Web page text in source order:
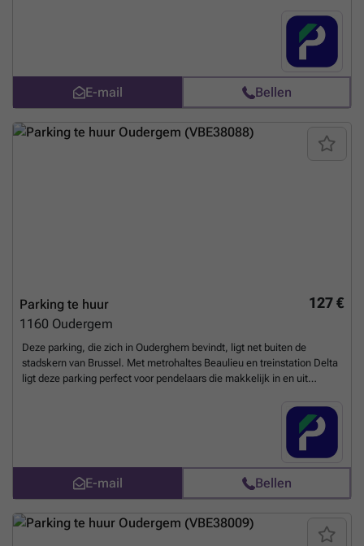
volgende link: ### %20-%20oudergem/rue-jules-cockx-6-
utm_source=ubiflow&utm_medium=referral&utm_campaign=parking
E-mail Bellen
127 €
Parking te huur
1160 Oudergem
Deze parking, die zich in Ouderghem bevindt, ligt net buiten de
stadskern van Brussel. Met metrohaltes Beaulieu en treinstation Delta
ligt deze parking perfect voor pendelaars die makkelijk in en uit
Japanse School van Brussel en naast de E411. Reserveer nu deze
uitstekend gelegen parking bij BePark zodat u snel en gemakkelijk
een vaste parkeerplaats heeft. U kunt uw parkeerplaats direct boeken
op de volgende link: ### %20-%20oudergem/rue-maurice-charlent-
42-auderghem-2670?
utm_source=ubiflow&utm_medium=referral&utm_campaign=parking
_listing&utm_content=beMeer weten?
E-mail Bellen